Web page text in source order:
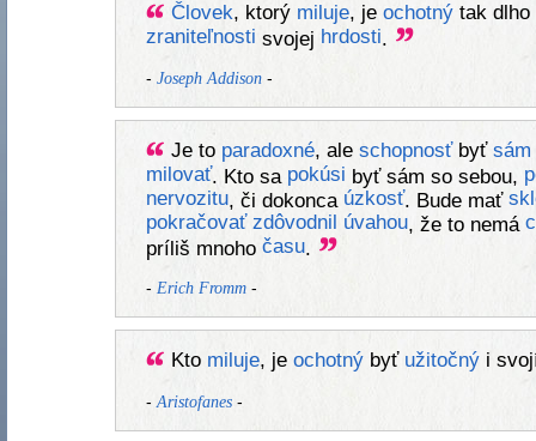
Človek, ktorý miluje, je ochotnýtak dlho
zraniteľnosti svojej hrdosti
- Joseph Addison-
Je to paradoxné, ale schopnosťbyť sám
milovať. Kto sa pokúsi byť sám so sebou,
nervozitu, či dokonca úzkosť. Bude mať
pokračovať zdôvodnil úvahou, že to nemá
príliš mnoho času.
- Erich Fromm-
Kto miluje, je ochotnýbyť užitočnýi
- Aristofanes-